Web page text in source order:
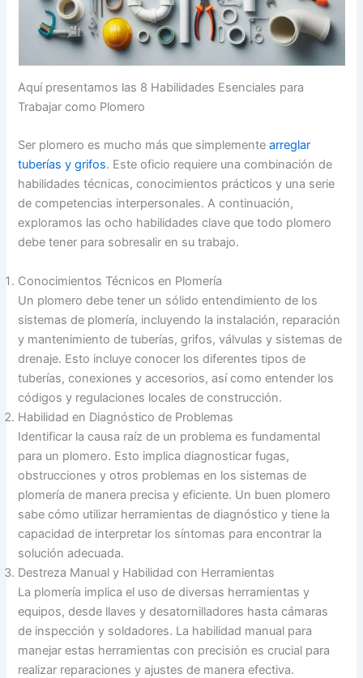
Aquí presentamos las 8 Habilidades Esenciales para
Trabajar como Plomero
Ser plomero es mucho más que simplementearreglar
tuberías y grifos. Este oficio requiere una combinación de
habilidades técnicas, conocimientos prácticos y una serie
de competencias interpersonales. A continuación,
exploramos las ocho habilidades clave que todo plomero
debe tener para sobresalir en su trabajo.
Conocimientos Técnicos en Plomería
Un plomero debe tener un sólido entendimiento de los
sistemas de plomería, incluyendo la instalación, reparación
y mantenimiento de tuberías, grifos, válvulas y sistemas de
drenaje. Esto incluye conocer los diferentes tipos de
tuberías, conexiones y accesorios, así como entender los
códigos y regulaciones locales de construcción.
Habilidad en Diagnóstico de Problemas
Identificar la causa raíz de un problema es fundamental
para un plomero. Esto implica diagnosticar fugas,
obstrucciones y otros problemas en los sistemas de
plomería de manera precisa y eficiente. Un buen plomero
sabe cómo utilizar herramientas de diagnóstico y tiene la
capacidad de interpretar los síntomas para encontrar la
solución adecuada.
Destreza Manual y Habilidad con Herramientas
La plomería implica el uso de diversas herramientas y
equipos, desde llaves y desatornilladores hasta cámaras
de inspección y soldadores. La habilidad manual para
manejar estas herramientas con precisión es crucial para
realizar reparaciones y ajustes de manera efectiva.